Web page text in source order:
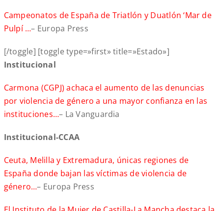
Campeonatos de España de Triatlón y Duatlón ‘Mar de
Pulpí …– Europa Press
[/toggle] [toggle type=»first» title=»Estado»]
Institucional
Carmona (CGPJ) achaca el aumento de las denuncias
por violencia de género a una mayor confianza en las
instituciones…– La Vanguardia
Institucional-CCAA
Ceuta, Melilla y Extremadura, únicas regiones de
España donde bajan las víctimas de violencia de
género…– Europa Press